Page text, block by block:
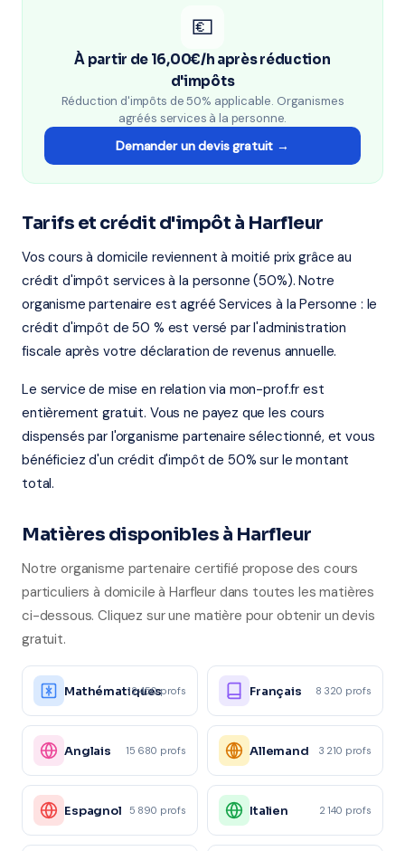
💶
À partir de 16,00€/h après réduction
d'impôts
Réduction d'impôts de 50% applicable. Organismes
agréés services à la personne.
Demander un devis gratuit →
Tarifs et crédit d'impôt à Harfleur
Vos cours à domicile reviennent à moitié prix grâce au
crédit d'impôt services à la personne (50%). Notre
organisme partenaire est agréé Services à la Personne : le
crédit d'impôt de 50 % est versé par l'administration
fiscale après votre déclaration de revenus annuelle.
Le service de mise en relation via mon-prof.fr est
entièrement gratuit. Vous ne payez que les cours
dispensés par l'organisme partenaire sélectionné, et vous
bénéficiez d'un crédit d'impôt de 50% sur le montant
total.
Matières disponibles à Harfleur
Notre organisme partenaire certifié propose des cours
particuliers à domicile à Harfleur dans toutes les matières
ci-dessous. Cliquez sur une matière pour obtenir un devis
gratuit.
Mathématiques
12 450 profs Français 8 320 profs
Anglais 15 680 profs Allemand 3 210 profs
Espagnol 5 890 profs Italien 2 140 profs